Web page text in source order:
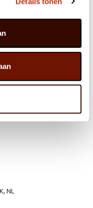
STATEMENT
NL